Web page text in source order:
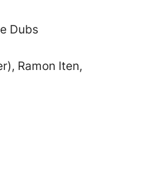
Dubs
Ramon Iten,